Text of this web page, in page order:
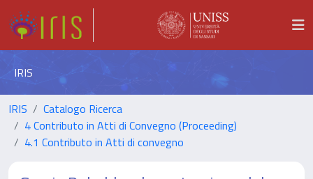
IRIS
IRIS
Catalogo Ricerca
4 Contributo in Atti di Convegno (Proceeding)
4.1 Contributo in Atti di convegno